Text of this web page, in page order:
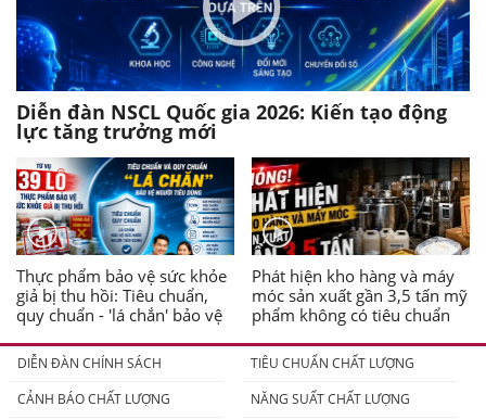
Diễn đàn NSCL Quốc gia 2026: Kiến tạo động
lực tăng trưởng mới
Thực phẩm bảo vệ sức khỏe
giả bị thu hồi: Tiêu chuẩn,
quy chuẩn - 'lá chắn' bảo vệ
Phát hiện kho hàng và máy
móc sản xuất gần 3,5 tấn mỹ
phẩm không có tiêu chuẩn
DIỄN ĐÀN CHÍNH SÁCH
TIÊU CHUẨN CHẤT LƯỢNG
CẢNH BÁO CHẤT LƯỢNG
NĂNG SUẤT CHẤT LƯỢNG